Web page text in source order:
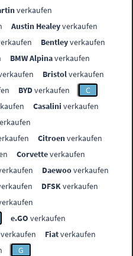
verkaufen
Austin Healeyverkaufen
Bentleyverkaufen
BMW Alpinaverkaufen
Bristolverkaufen
BYDverkaufen
C
Casalini verkaufen
Citroenverkaufen
Corvetteverkaufen
Daewooverkaufen
DFSKverkaufen
e.GO verkaufen
verkaufen Fiatverkaufen
G